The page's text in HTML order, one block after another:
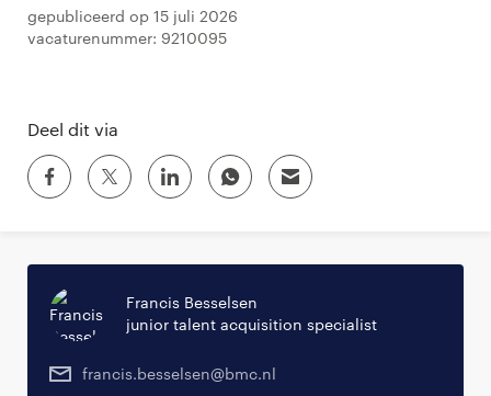
Gepubliceerd op 15 juli 2026
Vacaturenummer: 9210095
Deel dit via
Francis Besselsen
junior talent acquisition specialist
francis.besselsen@bmc.nl